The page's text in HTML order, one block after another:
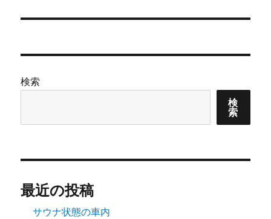
ー
ン
投
検索
検
索
最近の投稿
サウナ状態の車内